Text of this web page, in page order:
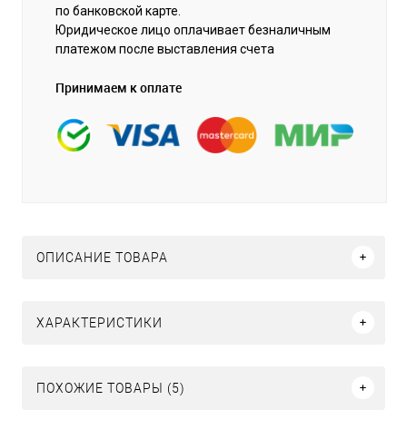
по банковской карте.
Юридическое лицо оплачивает безналичным
платежом после выставления счета
Принимаем к оплате
ОПИСАНИЕ ТОВАРА
ХАРАКТЕРИСТИКИ
ПОХОЖИЕ ТОВАРЫ (5)